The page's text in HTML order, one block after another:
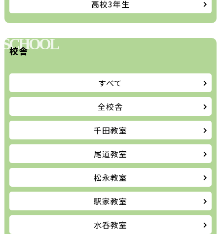
高校3年生
SCHOOL
校舎
すべて
全校舎
千田教室
尾道教室
松永教室
駅家教室
水呑教室